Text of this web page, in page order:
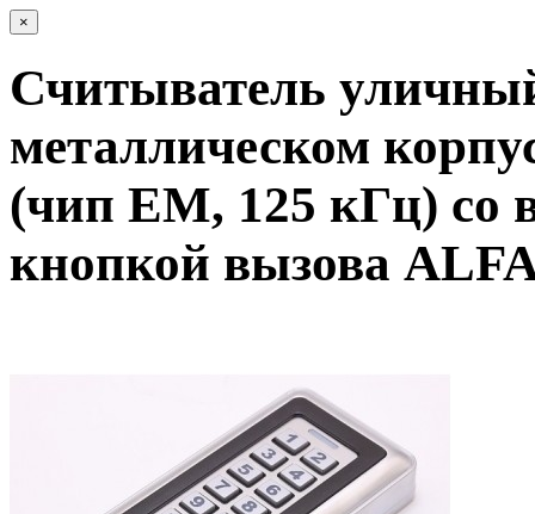
×
Считыватель
металлическом
(чип EM, 125 кГц) со
кнопкой вызова